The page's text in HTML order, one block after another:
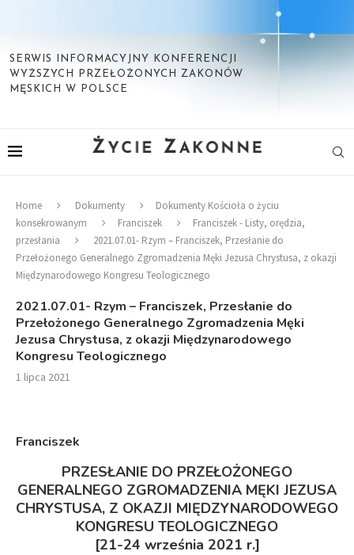
SERWIS INFORMACYJNY KONFERENCJI
WYŻSZYCH PRZEŁOŻONYCH ZAKONÓW
MĘSKICH W POLSCE
Home Dokumenty
Dokumenty Kościoła o życiu
konsekrowanym
Franciszek
Franciszek - Listy, orędzia,
przesłania
2021.07.01- Rzym – Franciszek, Przesłanie do
Przełożonego Generalnego Zgromadzenia Męki Jezusa Chrystusa, z okazji
Międzynarodowego Kongresu Teologicznego
2021.07.01- Rzym – Franciszek, Przesłanie do
Przełożonego Generalnego Zgromadzenia Męki
Jezusa Chrystusa, z okazji Międzynarodowego
Kongresu Teologicznego
1 lipca 2021
Franciszek
PRZESŁANIE DO PRZEŁOŻONEGO
GENERALNEGO ZGROMADZENIA MĘKI JEZUSA
CHRYSTUSA, Z OKAZJI MIĘDZYNARODOWEGO
KONGRESU TEOLOGICZNEGO
[21-24 września 2021 r.]